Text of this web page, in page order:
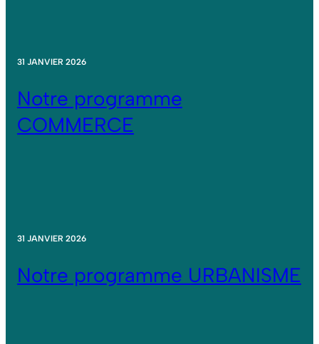
31 JANVIER 2026
Notre programme
COMMERCE
31 JANVIER 2026
Notre programme URBANISME